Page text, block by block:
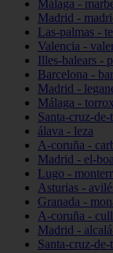
Málaga -
Madrid -
Las-palmas -
Valencia -
Illes-balears -
Barcelona -
Madrid -
Málaga - torrox
Santa-cruz-
álava - leza
A-coruña -
Madrid - el-
Lugo -
Asturias -
Granada -
A-coruña -
Madrid -
Santa-cruz-